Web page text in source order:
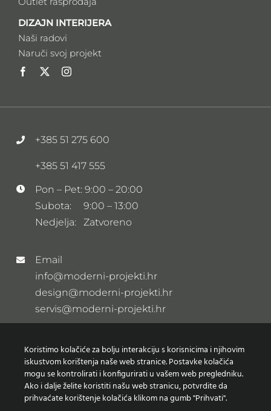
DIZAJN INTERIJERA
Naši radovi
Naruči svoj projekt
+385 51 275 600
+385 51 417 555
Pon – Pet: 9:00 – 20:00
Subota: 9:00 – 13:00
Nedjelja: Zatvoreno
Email
info@moderni-projekti.hr
design@moderni-projekti.hr
servis@moderni-projekti.hr
Showroom
Poslovni CENTAR ZAGRAD
Prolaz M.K. Kozulić 3, Rijeka
Pogledajte lokaciju
Koristimo kolačiće za bolju interakciju s korisnicima i njihovim
iskustvom korištenja naše web stranice. Postavke kolačića
mogu se kontrolirati i konfigurirati u vašem web pregledniku.
Ako i dalje želite koristiti našu web stranicu, potvrdite da
prihvaćate korištenje kolačića klikom na gumb "Prihvati".